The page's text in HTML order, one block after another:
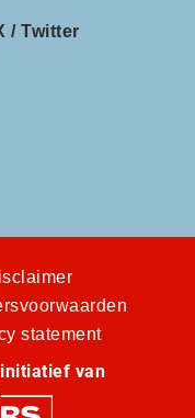
/ Twitter
statement
van